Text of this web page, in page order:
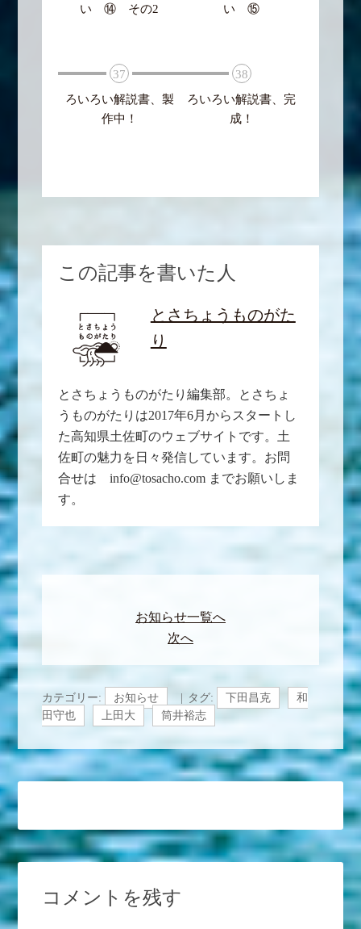
い ⑭ その2
い ⑮
37
ろいろい解説書、製
作中！
38
ろいろい解説書、完
成！
この記事を書いた人
とさちょうものがた
り
とさちょうものがたり編集部。とさちょ
うものがたりは2017年6月からスタートし
た高知県土佐町のウェブサイトです。土
佐町の魅力を日々発信しています。お問
合せは info@tosacho.com までお願いしま
す。
お知らせ一覧へ
次へ
カテゴリー: お知らせ タグ: 下田昌克
和
田守也
上田大 筒井裕志
コメントを残す